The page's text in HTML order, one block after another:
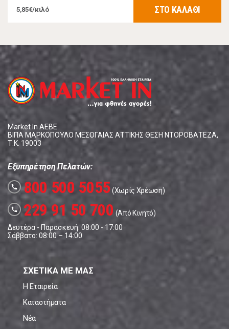
5,85€/κιλό ΣΤΟ ΚΑΛΑΘΙ
Market In ΑΕΒΕ
ΒΙΠΑ ΜΑΡΚΟΠΟΥΛΟ ΜΕΣΟΓΑΙΑΣ ΑΤΤΙΚΗΣ ΘΕΣΗ ΝΤΟΡΟΒΑΤΕΖΑ,
Τ.Κ. 19003
Εξυπηρέτηση Πελατών:
call 800 500 5055(Χωρίς Χρέωση)
call 229 91 50 700 (Από Κινητό)
Δευτέρα - Παρασκευή: 08:00 - 17:00
Σάββατο: 08:00 – 14:00
ΣΧΕΤΙΚΑ ΜΕ ΜΑΣ
Η Εταιρεία
Καταστήματα
Νέα